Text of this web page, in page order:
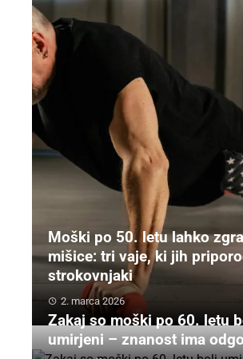
Moški po 50. letu lahko
mišice: tri vaje, ki jih
strokovnjaki
2. marca 2026
Zakaj so moški po 60. letu
umirjeni – znanost ima